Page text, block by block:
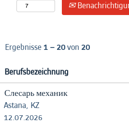
Ergebnisse1 – 20von 20
Berufsbezeichnung
Слесарь механик
Astana, KZ
12.07.2026